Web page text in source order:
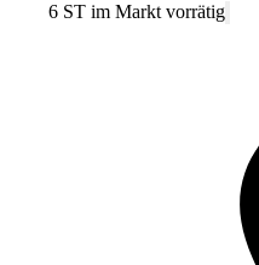
6 ST im Markt vorrätig